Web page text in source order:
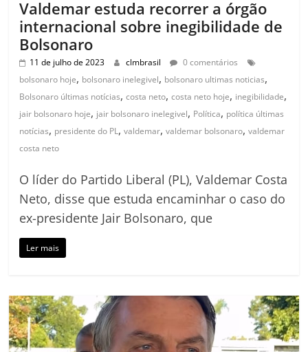
Valdemar estuda recorrer a órgão
internacional sobre inegibilidade de
Bolsonaro
11 de julho de 2023 clmbrasil
0 comentários
bolsonaro hoje, bolsonaro inelegivel, bolsonaro ultimas noticias,
Bolsonaro últimas notícias,costa neto,costa neto hoje, inegibilidade,
jair bolsonaro hoje, jair bolsonaro inelegivel, Política, política últimas
notícias, presidente do PL,valdemar,valdemar bolsonaro,valdemar
costa neto
O líder do Partido Liberal (PL), Valdemar Costa
Neto, disse que estuda encaminhar o caso do
ex-presidente Jair Bolsonaro, que
Ler mais